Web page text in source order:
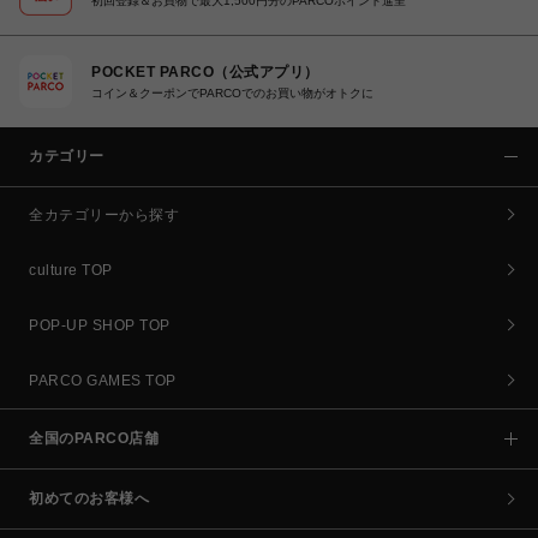
POCKET PARCO（公式アプリ）
コイン＆クーポンでPARCOでのお買い物がオトクに
カテゴリー
全カテゴリーから探す
culture TOP
POP-UP SHOP TOP
PARCO GAMES TOP
全国のPARCO店舗
初めてのお客様へ